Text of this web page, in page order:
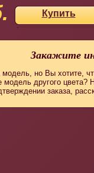
Купить
Закажите
модель, но Вы хотите,
модель другого
заказа,